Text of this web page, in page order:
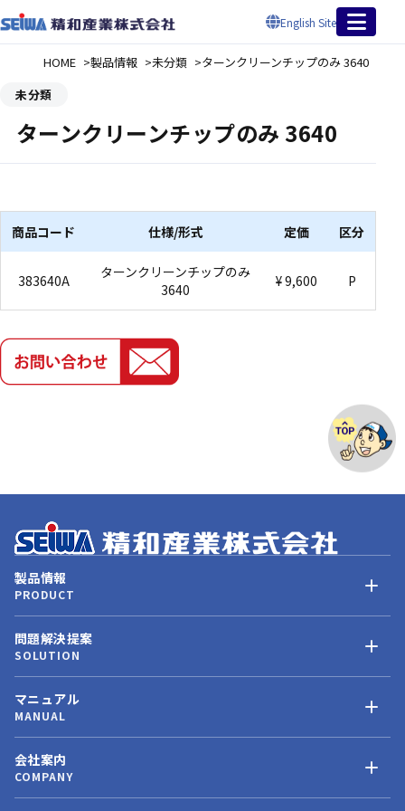
English Site
HOME 製品情報 未分類
ターンクリーンチップのみ 3640
未分類
ターンクリーンチップのみ 3640
商品コード 仕様/形式 定価 区分
383640A
ターンクリーンチップのみ
3640
¥ 9,600 P
製品情報
PRODUCT
問題解決提案
SOLUTION
マニュアル
MANUAL
会社案内
COMPANY